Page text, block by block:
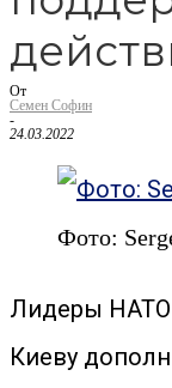
От
Семен Софин
-
24.03.2022
Фото:
Лидеры НАТО
Киеву